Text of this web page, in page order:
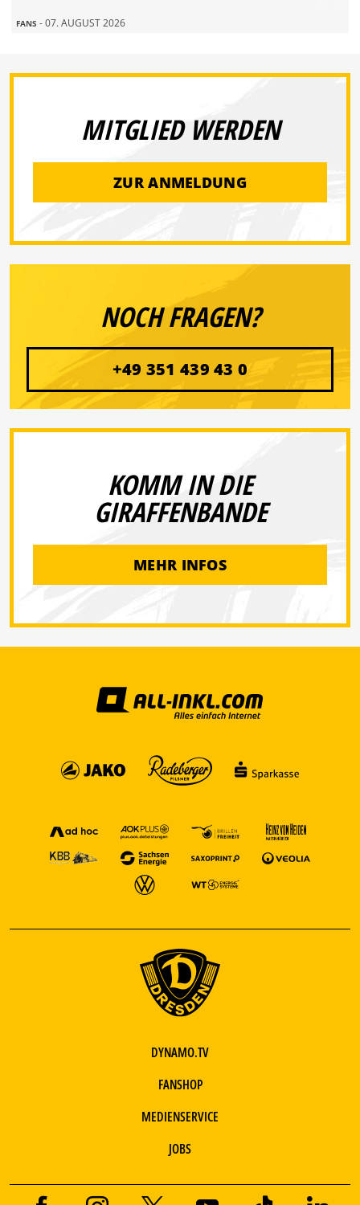
FANS - 07. AUGUST 2026
MITGLIED WERDEN
ZUR ANMELDUNG
NOCH FRAGEN?
+49 351 439 43 0
KOMM IN DIE
GIRAFFENBANDE
MEHR INFOS
DYNAMO.TV
FANSHOP
MEDIENSERVICE
JOBS